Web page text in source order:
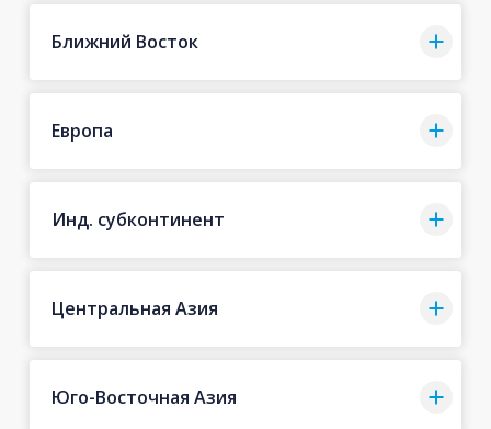
Ближний Восток
Европа
Инд. субконтинент
Центральная Азия
Юго-Восточная Азия